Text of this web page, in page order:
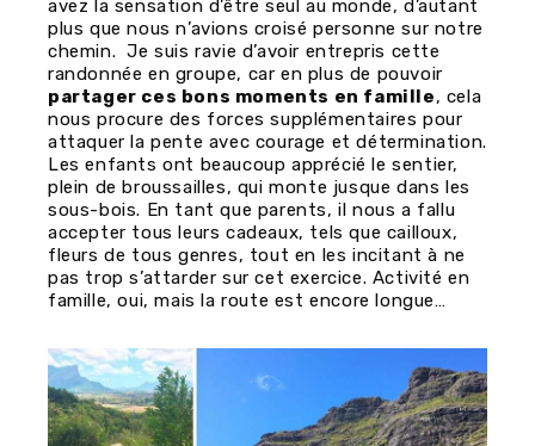
avez la sensation d’être seul au monde, d’autant
plus que nous n’avions croisé personne sur notre
chemin. Je suis ravie d’avoir entrepris cette
randonnée en groupe, car en plus de pouvoir
partager ces bons moments en famille, cela
nous procure des forces supplémentaires pour
attaquer la pente avec courage et détermination.
Les enfants ont beaucoup apprécié le sentier,
plein de broussailles, qui monte jusque dans les
sous-bois. En tant que parents, il nous a fallu
accepter tous leurs cadeaux, tels que cailloux,
fleurs de tous genres, tout en les incitant à ne
pas trop s’attarder sur cet exercice. Activité en
famille, oui, mais la route est encore longue…